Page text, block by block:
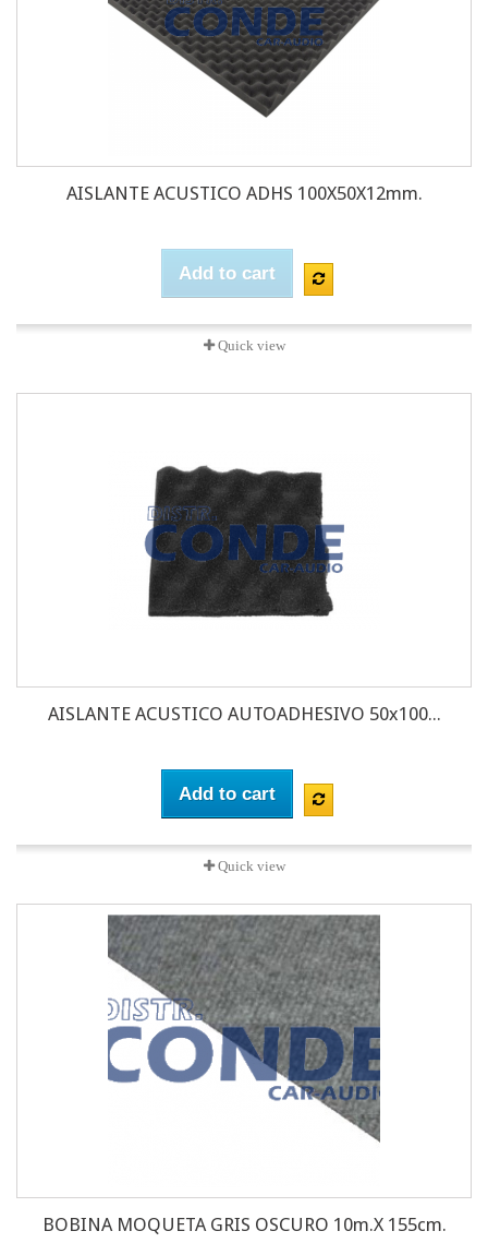
AISLANTE ACUSTICO ADHS 100X50X12mm.
Add to cart
Quick view
AISLANTE ACUSTICO AUTOADHESIVO 50x100...
Add to cart
Quick view
BOBINA MOQUETA GRIS OSCURO 10m.X 155cm.